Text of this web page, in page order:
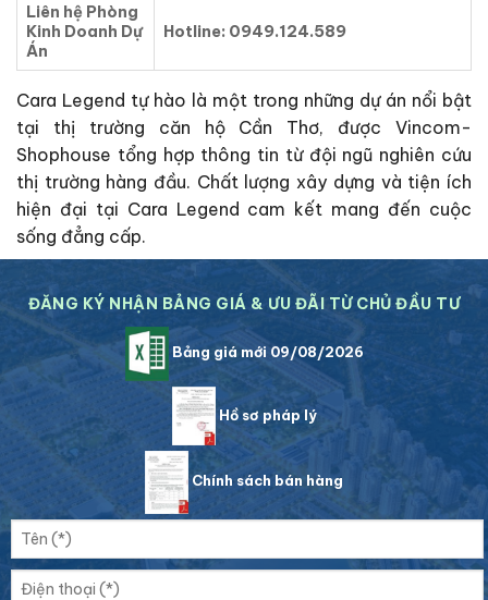
Liên hệ Phòng
Kinh Doanh Dự
Án
Hotline: 0949.124.589
Cara Legend tự hào là một trong những dự án nổi bật
tại thị trường căn hộ Cần Thơ, được Vincom-
Shophouse tổng hợp thông tin từ đội ngũ nghiên cứu
thị trường hàng đầu. Chất lượng xây dựng và tiện ích
hiện đại tại Cara Legend cam kết mang đến cuộc
sống đẳng cấp.
ĐĂNG KÝ NHẬN BẢNG GIÁ & ƯU ĐÃI TỪ CHỦ ĐẦU TƯ
Bảng giá mới 09/08/2026
Hồ sơ pháp lý
Chính sách bán hàng